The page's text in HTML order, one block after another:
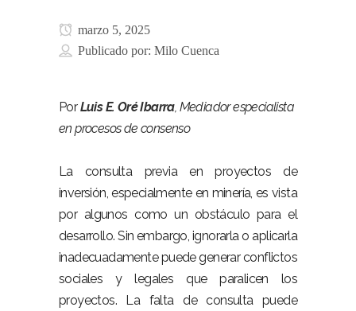
marzo 5, 2025
Publicado por: Milo Cuenca
PorLuis E. Oré Ibarra, Mediador especialista
en procesos de consenso
La consulta previa en proyectos de
inversión, especialmente en minería, es vista
por algunos como un obstáculo para el
desarrollo. Sin embargo, ignorarla o aplicarla
inadecuadamente puede generar conflictos
sociales y legales que paralicen los
proyectos. La falta de consulta puede